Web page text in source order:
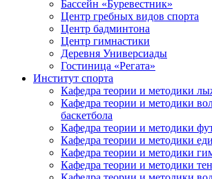
Бассейн «Буревестник»
Центр гребных видов спорта
Центр бадминтона
Центр гимнастики
Деревня Универсиады
Гостиница «Регата»
Институт спорта
Кафедра теории и методики
Кафедра теории и методики
баскетбола
Кафедра теории и методики
Кафедра теории и методики
Кафедра теории и методики
Кафедра теории и методики